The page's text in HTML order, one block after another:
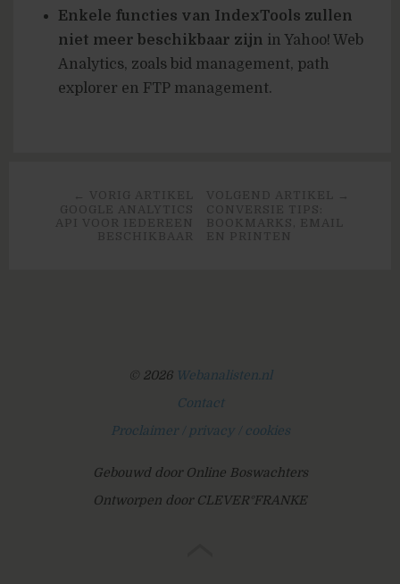
Enkele functies van IndexTools zullen
niet meer beschikbaar zijn in Yahoo! Web
Analytics, zoals bid management, path
explorer en FTP management.
VOLGEND ARTIKEL →
CONVERSIE TIPS:
BOOKMARKS, EMAIL
EN PRINTEN
← VORIG ARTIKEL
GOOGLE ANALYTICS
API VOOR IEDEREEN
BESCHIKBAAR
© 2026 Webanalisten.nl
Contact
Proclaimer / privacy / cookies
Gebouwd door Online Boswachters
Ontworpen door CLEVER°FRANKE